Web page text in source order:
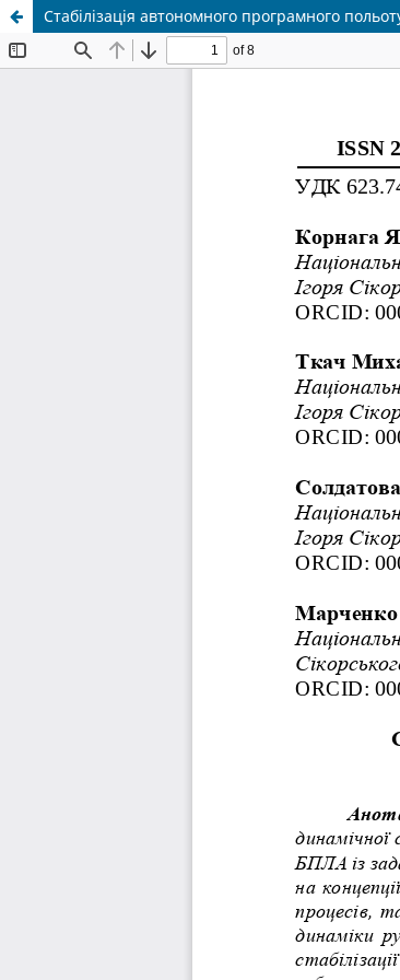
Стабілізація автономного програмного